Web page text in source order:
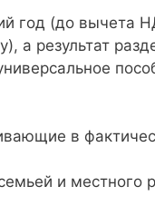
год (до вычета
а результат
в
и местного